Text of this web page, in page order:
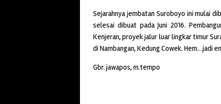
Sejarahnya jembatan Suroboyo ini mulai
selesai dibuat pada Juni 2016.
Kenjeran, proyek jalur luar lingkar timur
di Nambangan, Kedung Cowek. Hem…jadi
Gbr. jawapos, m.tempo